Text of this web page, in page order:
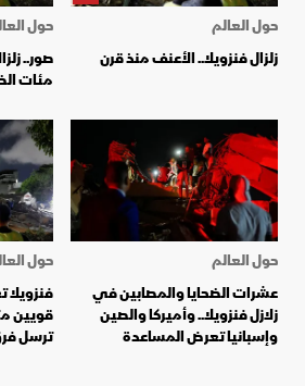
حول العالم
زلزال فنزويلا.. الأعنف منذ قرن
حول
صور..
مئات
حول العالم
عشرات الضحايا والمصابين في
زلازل فنزويلا.. وأميركا والصين
وإسبانيا تعرض المساعدة
حول
فنزويلا
قويين
ترسل